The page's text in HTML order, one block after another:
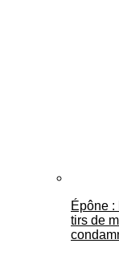
Épône
tirs de